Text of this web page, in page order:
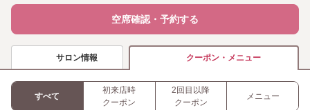
空席確認・予約する
サロン情報 クーポン・メニュー
すべて
初来店時
クーポン
2回目以降
クーポン
メニュー